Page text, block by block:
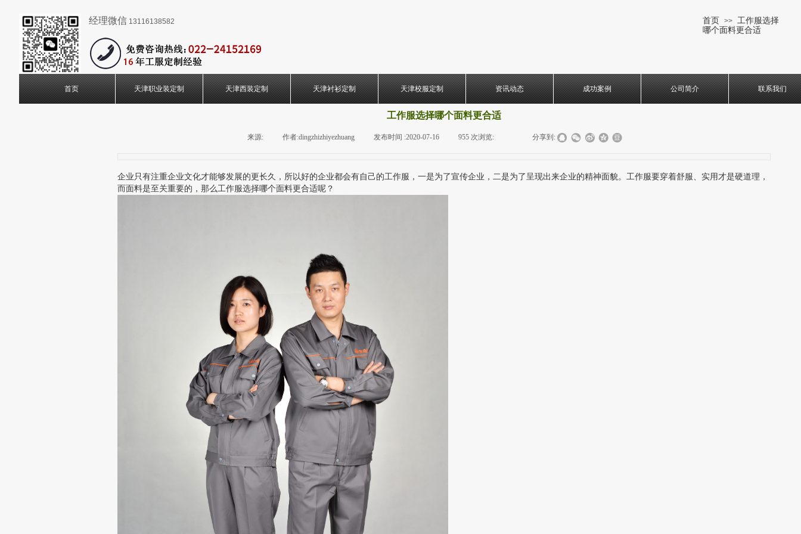
经理微信 13116138582 首页 >>
工作服选择
哪个面料更合适
首页 天津职业装定制 天津西装定制 天津衬衫定制 天津校服定制 资讯动态 成功案例 公司简介 联系我们
工作服选择哪个面料更合适
来源: 作者:dingzhizhiyezhuang 发布时间 :2020-07-16 955 次浏览: 分享到:
企业只有注重企业文化才能够发展的更长久，所以好的企业都会有自己的工作服，一是为了宣传企业，二是为了呈现出来企业的精神面貌。工作服要穿着舒服、实用才是硬道理，
而面料是至关重要的，那么工作服选择哪个面料更合适呢？